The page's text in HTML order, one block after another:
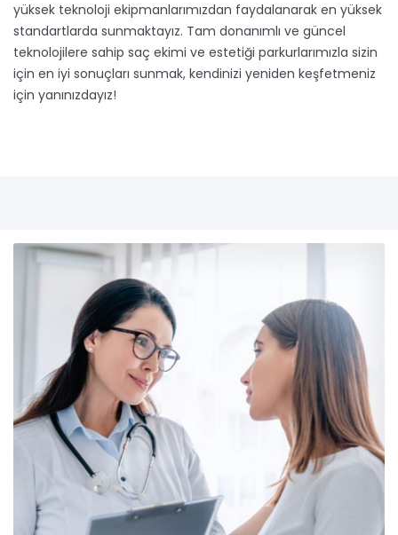
yüksek teknoloji ekipmanlarımızdan faydalanarak en yüksek
standartlarda sunmaktayız. Tam donanımlı ve güncel
teknolojilere sahip saç ekimi ve estetiği parkurlarımızla sizin
için en iyi sonuçları sunmak, kendinizi yeniden keşfetmeniz
için yanınızdayız!